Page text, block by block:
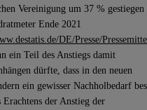
Vereinigung um 37 %
Ende 2021
DE/Presse/
ein Teil des Anstiegs damit
dürfte, dass in den neuen
ein gewisser Nachholbedarf
Erachtens der Anstieg der